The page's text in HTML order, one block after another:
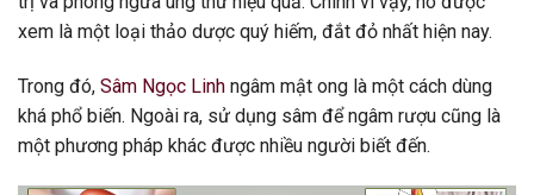
xem là một loại thảo dược quý hiếm, đắt đỏ nhất hiện nay.
Trong đó, Sâm Ngọc Linh ngâm mật ong là một cách dùng
khá phổ biến. Ngoài ra, sử dụng sâm để ngâm rượu cũng là
một phương pháp khác được nhiều người biết đến.